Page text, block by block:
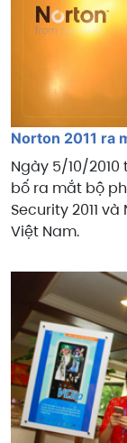
Norton 2011 ra
Ngày 5/10/2010
bố ra mắt bộ
Security 2011
Việt Nam.